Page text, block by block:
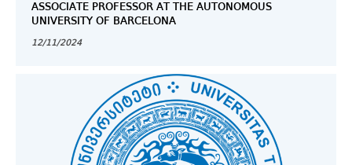
ASSOCIATE PROFESSOR AT THE AUTONOMOUS
UNIVERSITY OF BARCELONA
12/11/2024